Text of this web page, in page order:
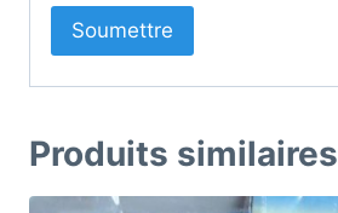
Produits similaires